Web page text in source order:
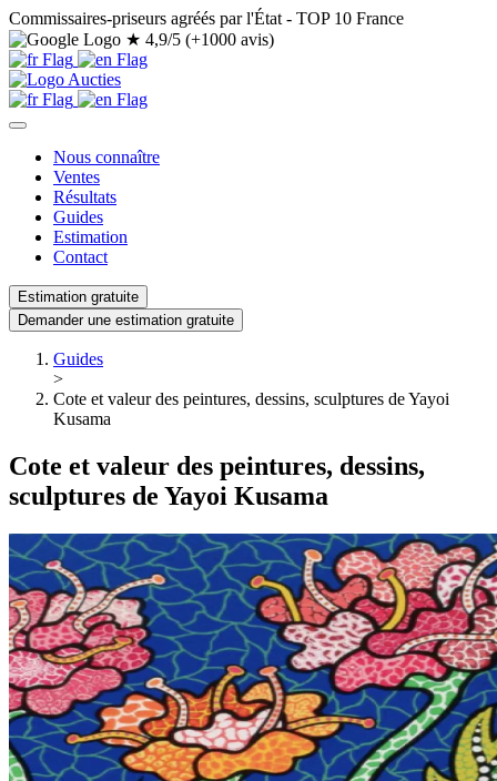
Commissaires-priseurs agréés par l'État - TOP 10 France
★ 4,9/5 (+1000 avis)
Nous connaître
Ventes
Résultats
Guides
Estimation
Contact
Estimation gratuite
Demander une estimation gratuite
Guides
>
Cote et valeur des peintures, dessins, sculptures de Yayoi
Kusama
Cote et valeur des peintures, dessins,
sculptures de Yayoi Kusama